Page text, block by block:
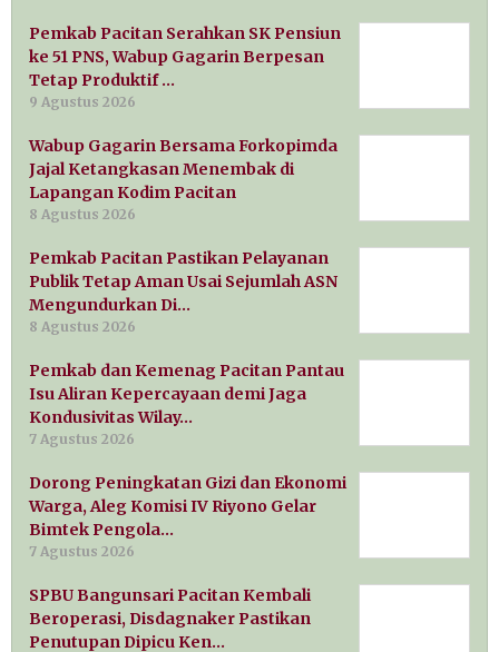
Pemkab Pacitan Serahkan SK Pensiun
ke 51 PNS, Wabup Gagarin Berpesan
Tetap Produktif …
9 Agustus 2026
Wabup Gagarin Bersama Forkopimda
Jajal Ketangkasan Menembak di
Lapangan Kodim Pacitan
8 Agustus 2026
Pemkab Pacitan Pastikan Pelayanan
Publik Tetap Aman Usai Sejumlah ASN
Mengundurkan Di…
8 Agustus 2026
Pemkab dan Kemenag Pacitan Pantau
Isu Aliran Kepercayaan demi Jaga
Kondusivitas Wilay…
7 Agustus 2026
Dorong Peningkatan Gizi dan Ekonomi
Warga, Aleg Komisi IV Riyono Gelar
Bimtek Pengola…
7 Agustus 2026
SPBU Bangunsari Pacitan Kembali
Beroperasi, Disdagnaker Pastikan
Penutupan Dipicu Ken…